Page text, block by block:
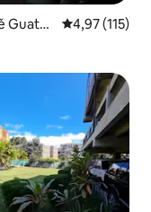
Guate
Průměrné
4,97 (115)